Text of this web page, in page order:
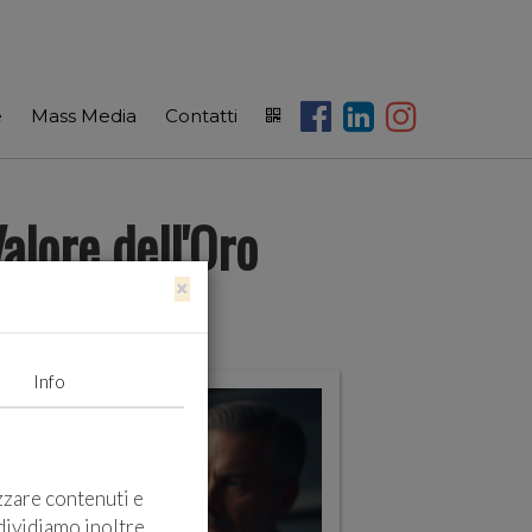
Mass Media Contatti
dell'Oro
×
Info
contenuti e
inoltre